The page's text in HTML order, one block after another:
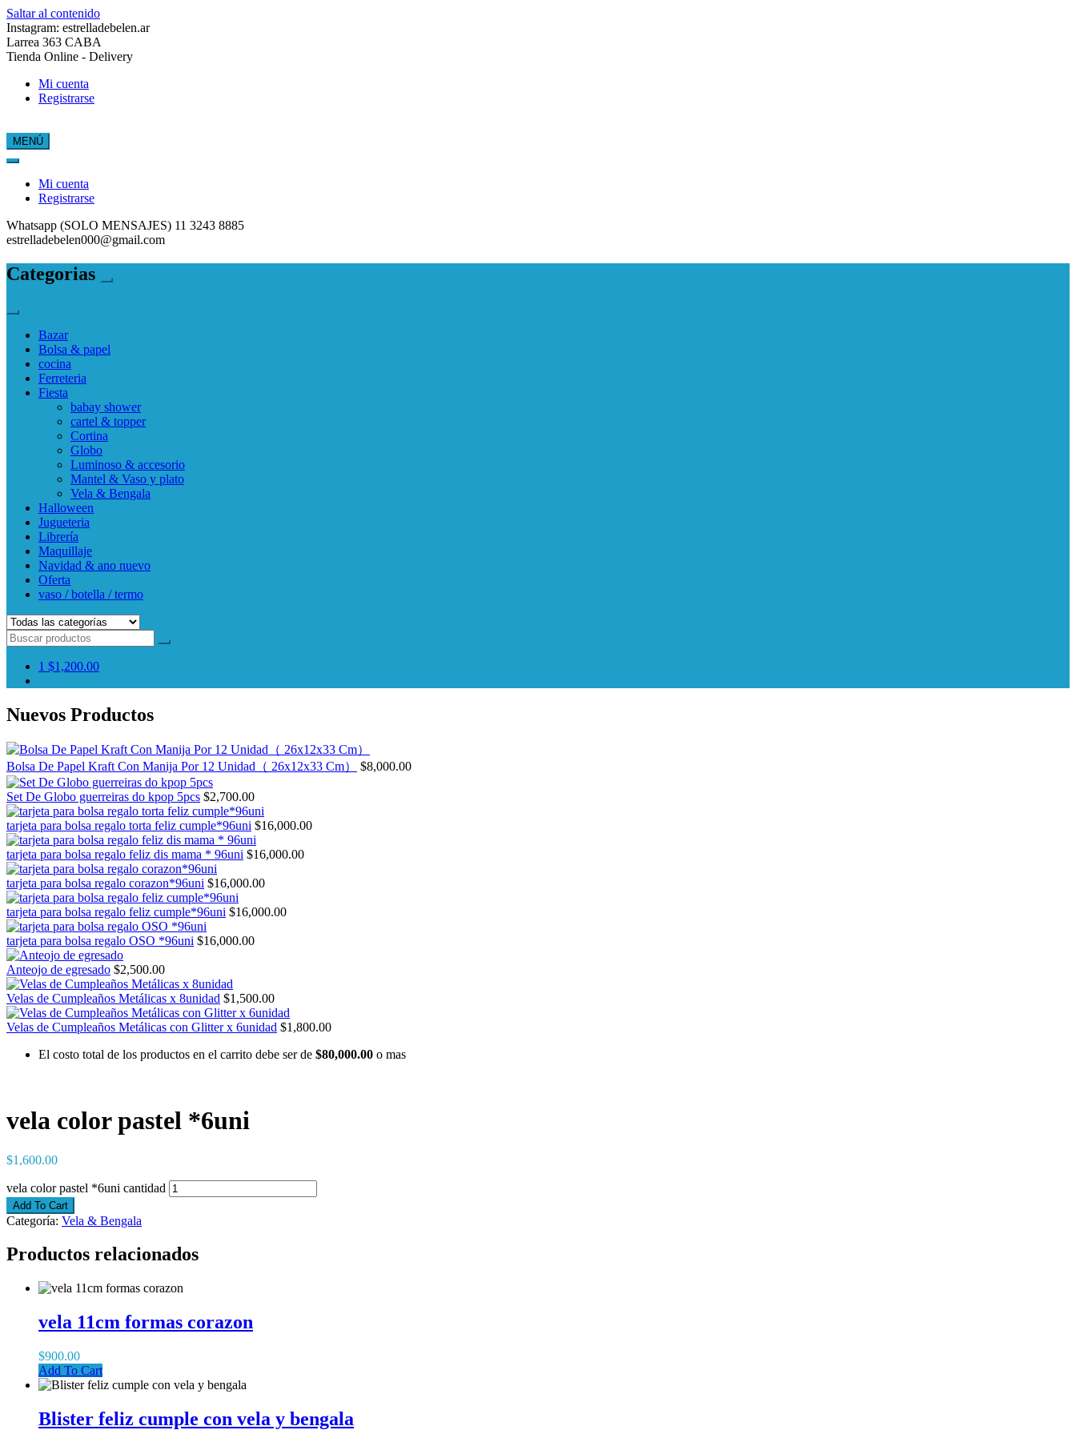
Saltar al contenido
Instagram: estrelladebelen.ar
Larrea 363 CABA
Tienda Online - Delivery
Mi cuenta
Registrarse
Estrella de Belén
MENÚ
Mi cuenta
Registrarse
Whatsapp (SOLO MENSAJES) 11 3243 8885
estrelladebelen000@gmail.com
Categorias
Bazar
Bolsa & papel
cocina
Ferreteria
Fiesta
babay shower
cartel & topper
Cortina
Globo
Luminoso & accesorio
Mantel & Vaso y plato
Vela & Bengala
Halloween
Jugueteria
Librería
Maquillaje
Navidad & ano nuevo
Oferta
vaso / botella / termo
1 $1,200.00
Nuevos Productos
Bolsa De Papel Kraft Con Manija Por 12 Unidad（ 26x12x33 Cm） $8,000.00
Set De Globo guerreiras do kpop 5pcs $2,700.00
tarjeta para bolsa regalo torta feliz cumple*96uni $16,000.00
tarjeta para bolsa regalo feliz dis mama * 96uni $16,000.00
tarjeta para bolsa regalo corazon*96uni $16,000.00
tarjeta para bolsa regalo feliz cumple*96uni $16,000.00
tarjeta para bolsa regalo OSO *96uni $16,000.00
Anteojo de egresado $2,500.00
Velas de Cumpleaños Metálicas x 8unidad $1,500.00
Velas de Cumpleaños Metálicas con Glitter x 6unidad $1,800.00
El costo total de los productos en el carrito debe ser de $80,000.00 o mas
vela color pastel *6uni
$1,600.00
vela color pastel *6uni cantidad
Add To Cart
Categoría: Vela & Bengala
Productos relacionados
vela 11cm formas corazon
$900.00
Add To Cart
Blister feliz cumple con vela y bengala